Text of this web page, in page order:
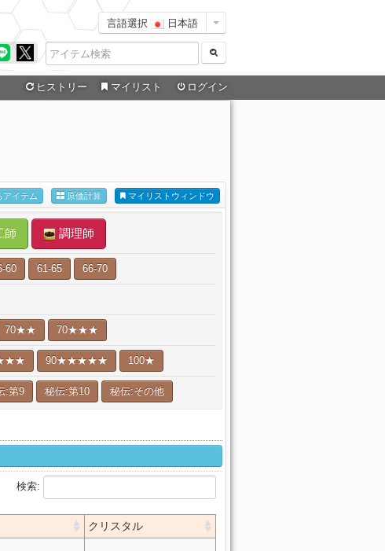
言語選択 日本語
ヒストリー マイリスト ログイン
マイリストウィンドウ
原価計算
アイテム
師 調理師
60 61-65 66-70
70★★ 70★★★
90★★★★★ 100★
:第9 秘伝:第10 秘伝:その他
検索:
クリスタル